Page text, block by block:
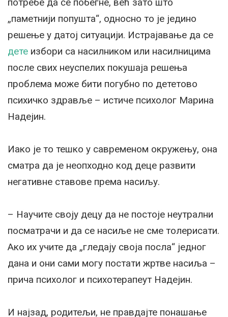
„паметнији попушта“, односно то је једино
решење у датој ситуацији. Истрајавање да се
дете избори са насилником или насилницима
после свих неуспелих покушаја решења
проблема може бити погубно по дететово
психичко здравље – истиче психолог Марина
Надејин.
Иако је то тешко у савременом окружењу, она
сматра да је неопходно код деце развити
негативне ставове према насиљу.
– Научите своју децу да не постоје неутрални
посматрачи и да се насиље не сме толерисати.
Ако их учите да „гледају своја посла“ једног
дана и они сами могу постати жртве насиља –
прича психолог и психотерапеут Надејин.
И најзад, родитељи, не правдајте понашање